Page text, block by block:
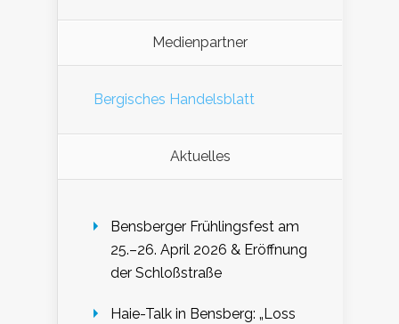
Medienpartner
Bergisches Handelsblatt
Aktuelles
Bensberger Frühlingsfest am
25.–26. April 2026 & Eröffnung
der Schloßstraße
Haie-Talk in Bensberg: „Loss